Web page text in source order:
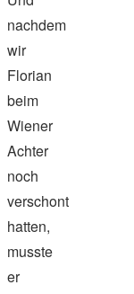
nachdem
wir
Florian
beim
Wiener
Achter
noch
verschont
hatten,
musste
er